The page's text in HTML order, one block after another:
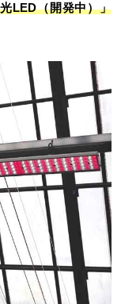
LED（開発中）」